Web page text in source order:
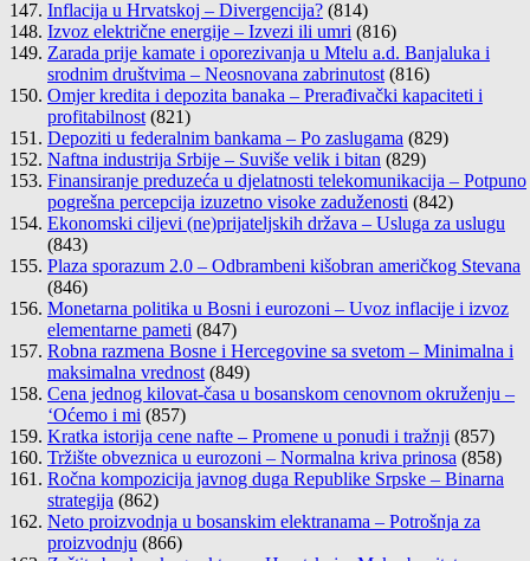
Inflacija u Hrvatskoj – Divergencija? (814)
Izvoz električne energije – Izvezi ili umri (816)
Zarada prije kamate i oporezivanja u Mtelu a.d. Banjaluka i
srodnim društvima – Neosnovana zabrinutost (816)
Omjer kredita i depozita banaka – Prerađivački kapaciteti i
profitabilnost (821)
Depoziti u federalnim bankama – Po zaslugama (829)
Naftna industrija Srbije – Suviše velik i bitan (829)
Finansiranje preduzeća u djelatnosti telekomunikacija – Potpuno
pogrešna percepcija izuzetno visoke zaduženosti (842)
Ekonomski ciljevi (ne)prijateljskih država – Usluga za uslugu
(843)
Plaza sporazum 2.0 – Odbrambeni kišobran američkog Stevana
(846)
Monetarna politika u Bosni i eurozoni – Uvoz inflacije i izvoz
elementarne pameti (847)
Robna razmena Bosne i Hercegovine sa svetom – Minimalna i
maksimalna vrednost (849)
Cena jednog kilovat-časa u bosanskom cenovnom okruženju –
‘Oćemo i mi (857)
Kratka istorija cene nafte – Promene u ponudi i tražnji (857)
Tržište obveznica u eurozoni – Normalna kriva prinosa (858)
Ročna kompozicija javnog duga Republike Srpske – Binarna
strategija (862)
Neto proizvodnja u bosanskim elektranama – Potrošnja za
proizvodnju (866)